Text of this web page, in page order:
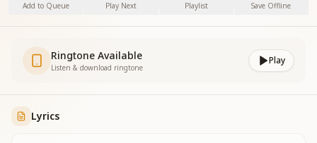
Add to Queue Play Next Playlist Save Offline
Ringtone Available
Listen & download ringtone
Play
Lyrics